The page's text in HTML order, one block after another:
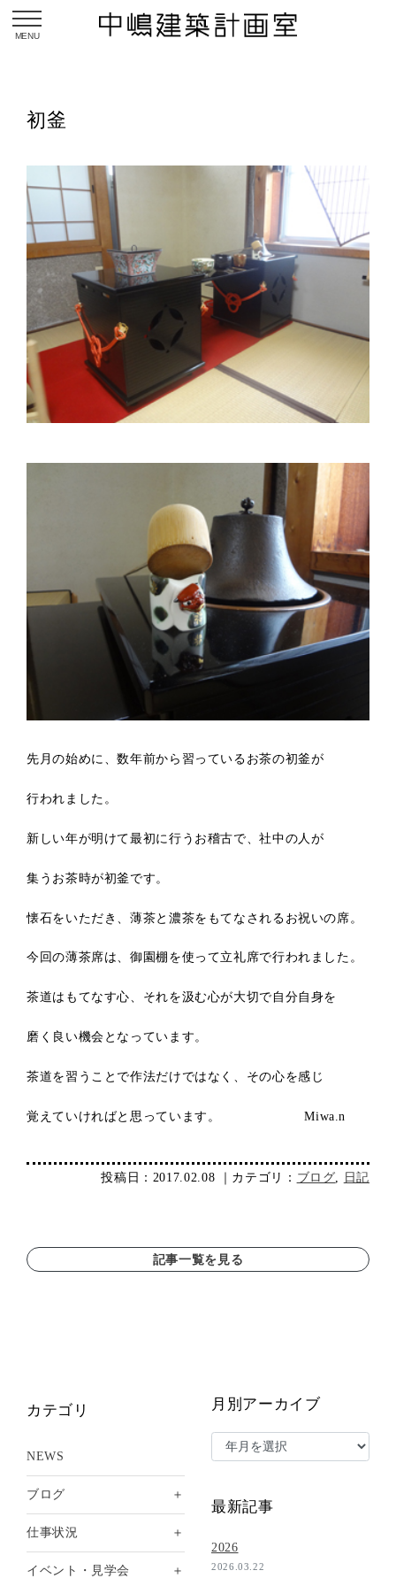
初釜
先月の始めに、数年前から習っているお茶の初釜が
行われました。
新しい年が明けて最初に行うお稽古で、社中の人が
集うお茶時が初釜です。
懐石をいただき、薄茶と濃茶をもてなされるお祝いの席。
今回の薄茶席は、御園棚を使って立礼席で行われました。
茶道はもてなす心、それを汲む心が大切で自分自身を
磨く良い機会となっています。
茶道を習うことで作法だけではなく、その心を感じ
覚えていければと思っています。 Miwa.n
投稿日：2017.02.08 ｜カテゴリ： ブログ, 日記
記事一覧を見る
カテゴリ
NEWS
ブログ ＋
仕事状況 ＋
イベント・見学会 ＋
月別アーカイブ
最新記事
2026
2026.03.22
toggle navigation